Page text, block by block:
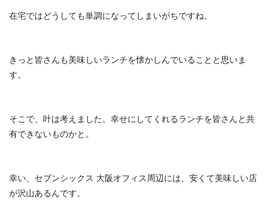
在宅ではどうしても単調になってしまいがちですね。
きっと皆さんも美味しいランチを懐かしんでいることと思いま
す。
そこで、叶は考えました。幸せにしてくれるランチを皆さんと共
有できないものかと。
幸い、セブンシックス 大阪オフィス周辺には、安くて美味しい店
が沢山あるんです。